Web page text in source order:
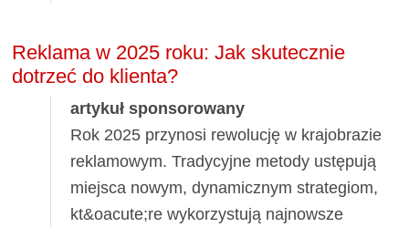
Reklama w 2025 roku: Jak skutecznie
dotrzeć do klienta?
artykuł sponsorowany
Rok 2025 przynosi rewolucję w krajobrazie
reklamowym. Tradycyjne metody ustępują
miejsca nowym, dynamicznym strategiom,
kt&oacute;re wykorzystują najnowsze